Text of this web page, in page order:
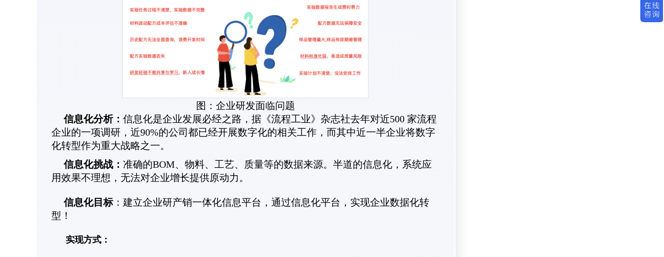
图：企业研发面临问题
信息化分析： 信息化是企业发展必经之路，据《流程工业》杂志社去年对近500 家流程
企业的一项调研，近90%的公司都已经开展数字化的相关工作，而其中近一半企业将数字
化转型作为重大战略之一。
信息化挑战： 准确的BOM、物料、工艺、质量等的数据来源。半道的信息化，系统应
用效果不理想，无法对企业增长提供原动力。
信息化目标：建立企业研产销一体化信息平台，通过信息化平台，实现企业数据化转
型！
实现方式：